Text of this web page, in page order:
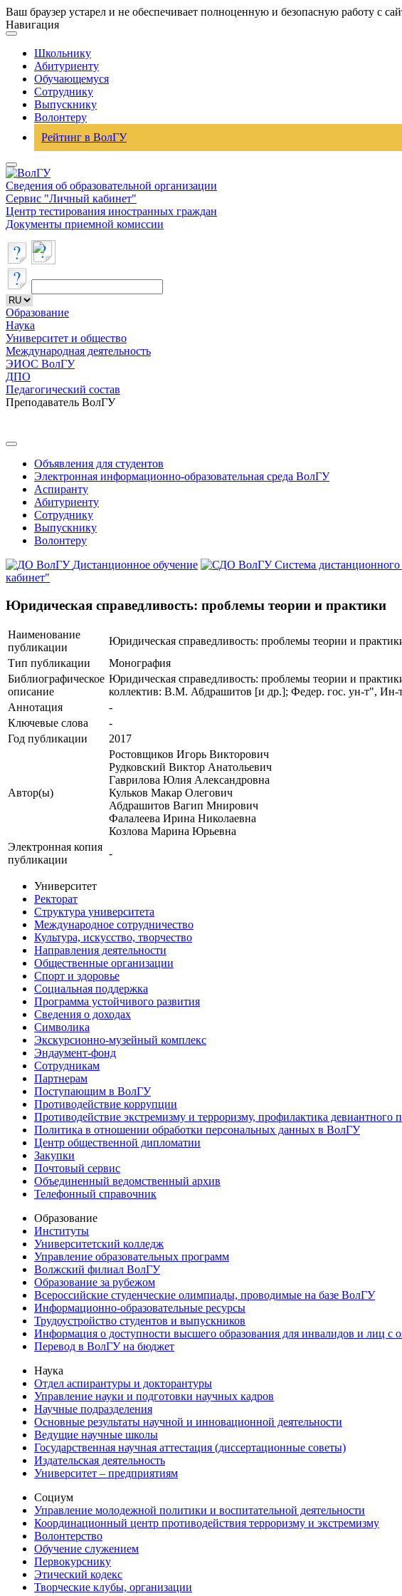
Ваш браузер устарел и не обеспечивает полноценную и безопасную работу с
Навигация
Школьнику
Абитуриенту
Обучающемуся
Сотруднику
Выпускнику
Волонтеру
Рейтинг в ВолГУ
Сведения об образовательной организации
Сервис "Личный кабинет"
Центр тестирования иностранных граждан
Документы приемной комиссии
Образование
Наука
Университет и общество
Международная деятельность
ЭИОС ВолГУ
ДПО
Педагогический состав
Преподаватель ВолГУ
Объявления для студентов
Электронная информационно-образовательная среда ВолГУ
Аспиранту
Абитуриенту
Сотруднику
Выпускнику
Волонтеру
Дистанционное обучение
Система
кабинет"
Юридическая справедливость: проблемы теории и практики
Наименование
публикации
Юридическая справедливость: проблемы теории и
Тип публикации
Монография
Библиографическое
описание
Юридическая справедливость: проблемы теории и
коллектив: В.М. Абдрашитов [и др.]; Федер. гос. ун-т", Ин-
Аннотация
-
Ключевые cлова
-
Год публикации
2017
Автор(ы)
Ростовщиков Игорь Викторович
Рудковский Виктор Анатольевич
Гаврилова Юлия Александровна
Кульков Макар Олегович
Абдрашитов Вагип Мнирович
Фалалеева Ирина Николаевна
Козлова Марина Юрьевна
Электронная копия
публикации
-
Университет
Ректорат
Структура университета
Международное сотрудничество
Культура, искусство, творчество
Направления деятельности
Общественные организации
Спорт и здоровье
Социальная поддержка
Программа устойчивого развития
Сведения о доходах
Символика
Экскурсионно-музейный комплекс
Эндаумент-фонд
Сотрудникам
Партнерам
Поступающим в ВолГУ
Противодействие коррупции
Противодействие экстремизму и терроризму, профилактика девиантного
Политика в отношении обработки персональных данных в ВолГУ
Центр общественной дипломатии
Закупки
Почтовый сервис
Объединенный ведомственный архив
Телефонный справочник
Образование
Институты
Университетский колледж
Управление образовательных программ
Волжский филиал ВолГУ
Образование за рубежом
Всероссийские студенческие олимпиады, проводимые на базе ВолГУ
Информационно-образовательные ресурсы
Трудоустройство студентов и выпускников
Информация о доступности высшего образования для инвалидов и лиц с
Перевод в ВолГУ на бюджет
Наука
Отдел аспирантуры и докторантуры
Управление науки и подготовки научных кадров
Научные подразделения
Основные результаты научной и инновационной деятельности
Ведущие научные школы
Государственная научная аттестация (диссертационные советы)
Издательская деятельность
Университет – предприятиям
Социум
Управление молодежной политики и воспитательной деятельности
Координационный центр противодействия терроризму и экстремизму
Волонтерство
Обучение служением
Первокурснику
Этический кодекс
Творческие клубы, организации